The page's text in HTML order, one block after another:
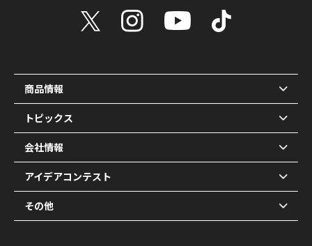
商品情報
トピックス
会社情報
アイデアコンテスト
その他